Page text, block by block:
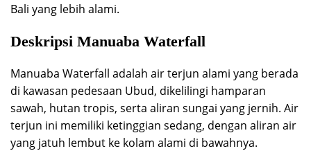
Bali yang lebih alami.
Deskripsi Manuaba Waterfall
Manuaba Waterfall adalah air terjun alami yang berada
di kawasan pedesaan Ubud, dikelilingi hamparan
sawah, hutan tropis, serta aliran sungai yang jernih. Air
terjun ini memiliki ketinggian sedang, dengan aliran air
yang jatuh lembut ke kolam alami di bawahnya.